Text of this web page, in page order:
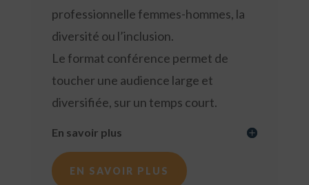
professionnelle femmes-hommes, la
diversité ou l’inclusion.
Le format conférence permet de
toucher une audience large et
diversifiée, sur un temps court.
En savoir plus
EN SAVOIR PLUS